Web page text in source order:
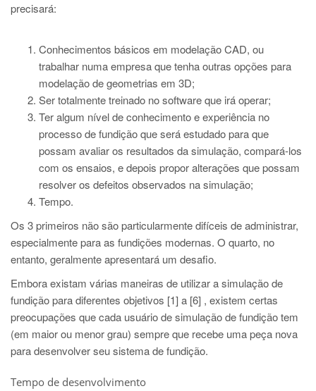
precisará:
Conhecimentos básicos em modelação CAD, ou
trabalhar numa empresa que tenha outras opções para
modelação de geometrias em 3D;
Ser totalmente treinado no software que irá operar;
Ter algum nível de conhecimento e experiência no
processo de fundição que será estudado para que
possam avaliar os resultados da simulação, compará-los
com os ensaios, e depois propor alterações que possam
resolver os defeitos observados na simulação;
Tempo.
Os 3 primeiros não são particularmente difíceis de administrar,
especialmente para as fundições modernas. O quarto, no
entanto, geralmente apresentará um desafio.
Embora existam várias maneiras de utilizar a simulação de
fundição para diferentes objetivos [1] a [6] , existem certas
preocupações que cada usuário de simulação de fundição tem
(em maior ou menor grau) sempre que recebe uma peça nova
para desenvolver seu sistema de fundição.
Tempo de desenvolvimento